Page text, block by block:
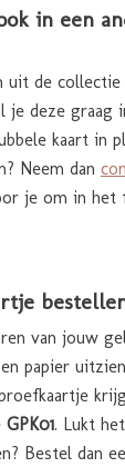
in een
uit de
je deze graag
kaart in
Neem dan
je om in het
van jouw
papier
GPK01. Lukt
Bestel dan